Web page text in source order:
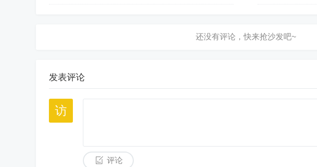
发表评论
评论